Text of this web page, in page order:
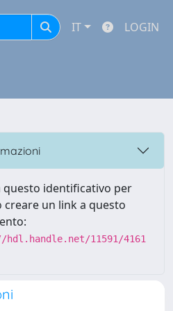
IT LOGIN
questo identificativo per
creare un link a questo
11591/4161